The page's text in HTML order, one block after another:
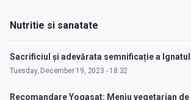
Nutritie si sanatate
Sacrificiul și adevărata semnificație a
Tuesday, December 19, 2023 - 18:32
Recomandare Yogasat: Meniu vegetarian de